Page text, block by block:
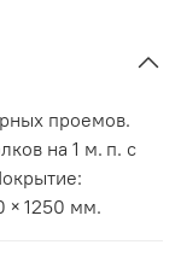
проемов.
на 1 м. п. с
× 1250 мм.